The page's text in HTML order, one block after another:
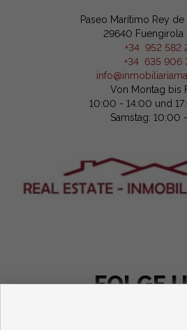
Paseo Marítimo Rey de
29640 Fuengirola
+34 952 582
+34 635 906
Von Montag bis
10:00 - 14:00 und
Samstag: 10:00
FOLGE